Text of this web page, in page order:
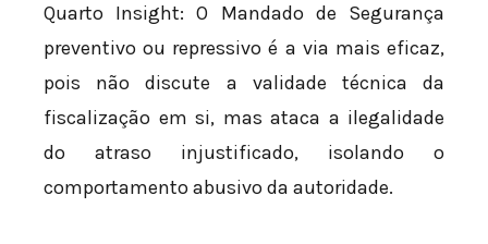
Quarto Insight: O Mandado de Segurança
preventivo ou repressivo é a via mais eficaz,
pois não discute a validade técnica da
fiscalização em si, mas ataca a ilegalidade
do atraso injustificado, isolando o
comportamento abusivo da autoridade.